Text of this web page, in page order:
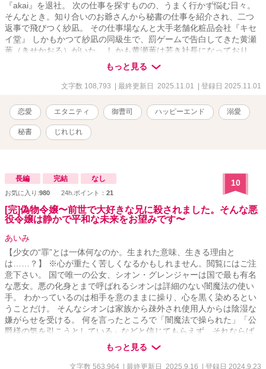
『akai』を退社。 次の仕事を探すものの、うまく行かず悩む日々。
そんなとき。知り合いのお爺さんから秘書の仕事を紹介され、二つ
返事で飛びつく紗凪。 その仕事場なんと大手老舗化粧品会社『キセ
イ堂』 しかもかつて紗凪の同級生で、罰ゲームで告白してきた黄瀬
薫（きせかおる）がいた。 しかも黄瀬薫は若き社長になっており、
その黄瀬社長の秘書に紗凪は再就職することになった。 お互いの過
去は触れず、ビジネスライクに勤める紗凪だが、黄瀬社長は紗凪を
忘れてないようで！？ 社長×秘書×お仕事も頑張る✨ 溺愛じれじれ
もっと見る
文字数 108,793 | 最終更新日 2025.11.01 | 登録日 2025.11.01
恋愛 エタニティ 御曹司 ハッピーエンド 溺愛
秘書 じれじれ
長編 完結 なし
お気に入り:980 24h.ポイント： 21
10
[完]偽物令嬢〜前世で大好きな兄に殺されました。そんな悪
役令嬢は静かで平和な未来をお望みです〜
あいみ
【少女の“罪”とは一体何なのか。生まれた意味、生きる理由と
は……？】 ※心が重たく苦しくなるかもしれません。閲覧にはご注
意下さい。 国で唯一の公女、シオン・グレンジャーは国で最も有名
な悪女。悪の化身とまで呼ばれるシオンは詳細のない闇魔法の使い
手。 わかっているのは相手を意のままに操り、心を黒く染めるとい
うことだけ。 そんなシオンは家族から疎外され使用人からは陰湿な
嫌がらせを受ける。 何を言ったところで「闇魔法で操られた」「公
爵様の気を引こうとしている」などと信じてもらえず、それならば
誰にも心を開かないと決めた。 誰も信用はしない。自分だけの世界
で生きる。 ワガママで自己中。家のお金を使い宝石やドレスを買い
漁る。 それがーーーー。 転生して二度目の人生を歩む私の存在。 優
もっと見る
文字数 563,964 | 最終更新日 2025.9.16 | 登録日 2024.9.23